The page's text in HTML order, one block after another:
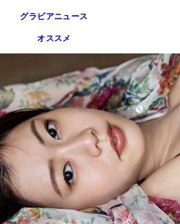
グラビアニュース
オススメ